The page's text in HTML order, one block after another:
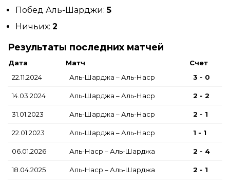
Побед Аль-Шарджи:5
Ничьих: 2
Результаты последних матчей
Дата Матч
Счет
22.11.2024
Аль-Шарджа – Аль-Наср 3 - 0
14.03.2024 Аль-Шарджа – Аль-Наср 2 - 2
31.01.2023 Аль-Шарджа – Аль-Наср 2 - 1
22.01.2023 Аль-Шарджа – Аль-Наср 1 - 1
06.01.2026 Аль-Наср – Аль-Шарджа 2 - 4
18.04.2025 Аль-Наср – Аль-Шарджа 2 - 1